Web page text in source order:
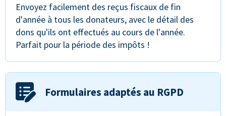
Envoyez facilement des reçus fiscaux de fin
d'année à tous les donateurs, avec le détail des
dons qu'ils ont effectués au cours de l'année.
Parfait pour la période des impôts !
Formulaires adaptés au RGPD